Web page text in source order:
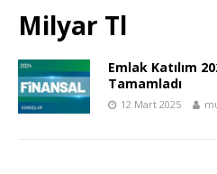
Milyar Tl
Emlak Katılım
Tamamladı
12 Mart 2025